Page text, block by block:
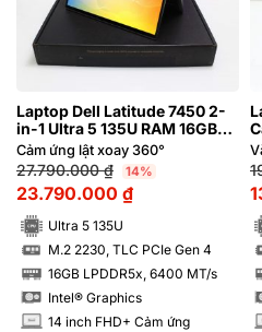
Laptop Dell Latitude 7450 2-
in-1 Ultra 5 135U RAM 16GB
FHD+ Cảm ứng lật xoay 360
độ
Cảm ứng lật xoay 360°
27.790.000₫ 14%
23.790.000 ₫
Ultra 5 135U
SSD M.2 2230, TLC PCIe Gen 4
RAM
16GB LPDDR5x, 6400 MT/s
Intel® Graphics
INCH 14 inch FHD+ Cảm ứng